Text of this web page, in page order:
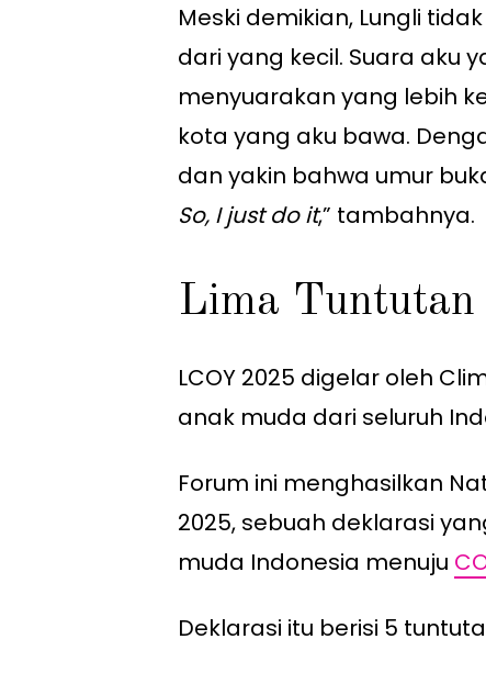
Meski demikian, Lungli
dari yang kecil. Suara aku
menyuarakan yang lebih
kota yang aku bawa.
dan yakin bahwa umur
So, I just do it,” tambahnya.
Lima Tuntutan
LCOY 2025 digelar oleh
anak muda dari seluruh
Forum ini menghasilkan
2025, sebuah deklarasi
muda Indonesia menuju
Deklarasi itu berisi 5